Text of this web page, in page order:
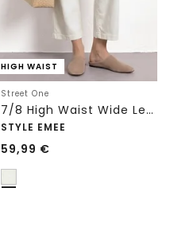
HIGH WAIST
Street One
7/8 High Waist Wide Leg Jeans im Loose Fit
STYLE EMEE
59,99 €